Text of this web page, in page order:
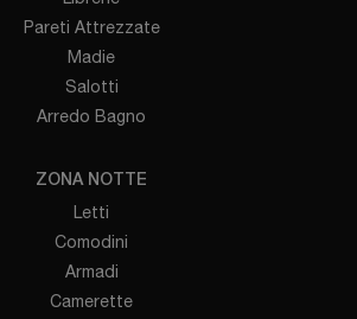
Pareti Attrezzate
Madie
Salotti
Arredo Bagno
ZONA NOTTE
Letti
Comodini
Armadi
Camerette